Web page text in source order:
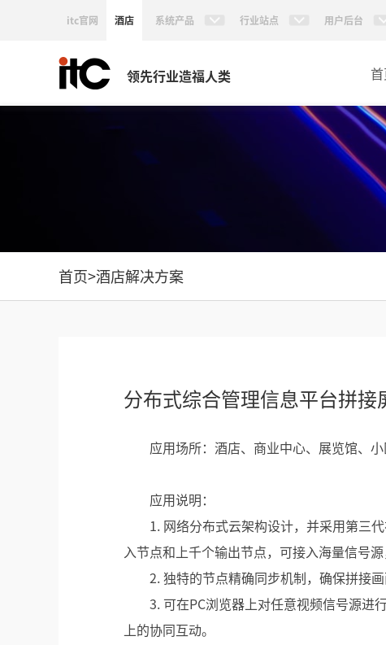
itc官网 酒店 系统产品 行业站点 用户后台
领先行业造福人类
首页>酒店解决方案
分布式综合管理信息平台拼接
应用场所：酒店、商业中心、展览馆、
应用说明：
1. 网络分布式云架构设计，并采用第三
入节点和上千个输出节点，可接入海量信号
2. 独特的节点精确同步机制，确保拼接
3. 可在PC浏览器上对任意视频信号源进
上的协同互动。